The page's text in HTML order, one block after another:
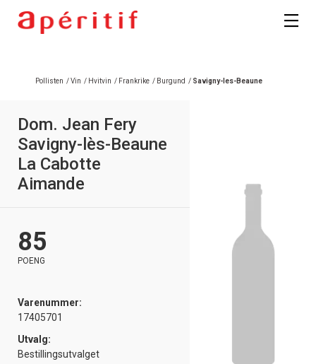
Pollisten /Vin / Hvitvin / Frankrike / Burgund / Savigny-les-Beaune
Dom. Jean Fery
Savigny-lès-Beaune
La Cabotte
Aimande
85
POENG
Varenummer:
17405701
Utvalg:
Bestillingsutvalget